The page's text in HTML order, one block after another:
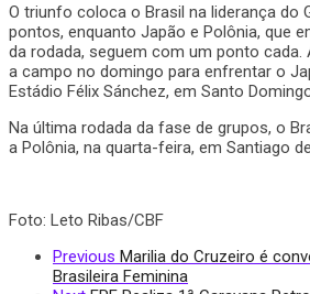
O triunfo coloca o Brasil na liderança do
pontos, enquanto Japão e Polônia, que
da rodada, seguem com um ponto cada.
a campo no domingo para enfrentar o
Estádio Félix Sánchez, em Santo
Na última rodada da fase de grupos, o
a Polônia, na quarta-feira, em Santiago
Foto: Leto Ribas/CBF
Previous Marilia do Cruzeiro é
Brasileira Feminina